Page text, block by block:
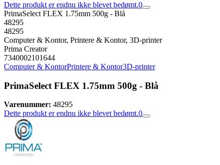
Dette produkt er endnu ikke blevet bedømt.0
PrimaSelect FLEX 1.75mm 500g - Blå
48295
48295
Computer & Kontor, Printere & Kontor, 3D-printer
Prima Creator
7340002101644
Computer & KontorPrintere & Kontor3D-printer
PrimaSelect FLEX 1.75mm 500g - Blå
Varenummer: 48295
Dette produkt er endnu ikke blevet bedømt.0